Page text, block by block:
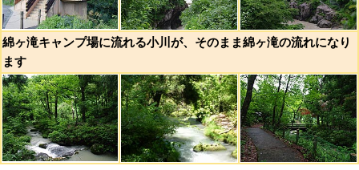
綿ヶ滝キャンプ場に流れる小川が、そのまま綿ヶ滝の流れになり
ます